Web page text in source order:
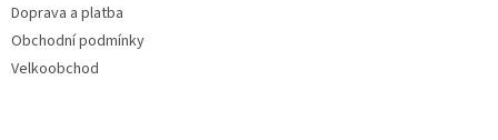
Doprava a platba
Obchodní podmínky
Velkoobchod